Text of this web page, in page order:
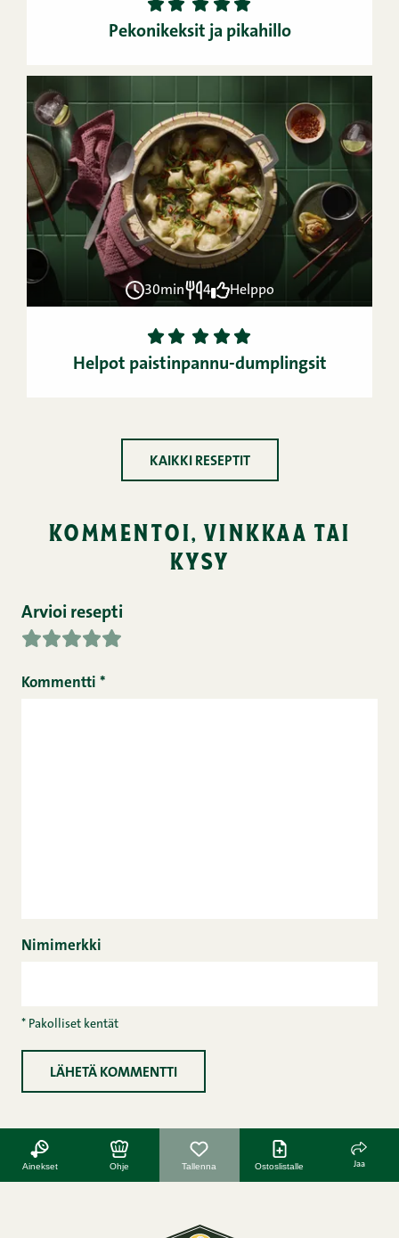
1 2 3 4
5
Pekonikeksit ja pikahillo
30min 4 Helppo
1 2 3 4
5
Helpot paistinpannu-dumplingsit
KAIKKI RESEPTIT
kommentoi, vinkkaa tai
kysy
Arvioi resepti
Kommentti *
Nimimerkki
* Pakolliset kentät
Ainekset Ohje Tallenna Ostoslistalle Jaa